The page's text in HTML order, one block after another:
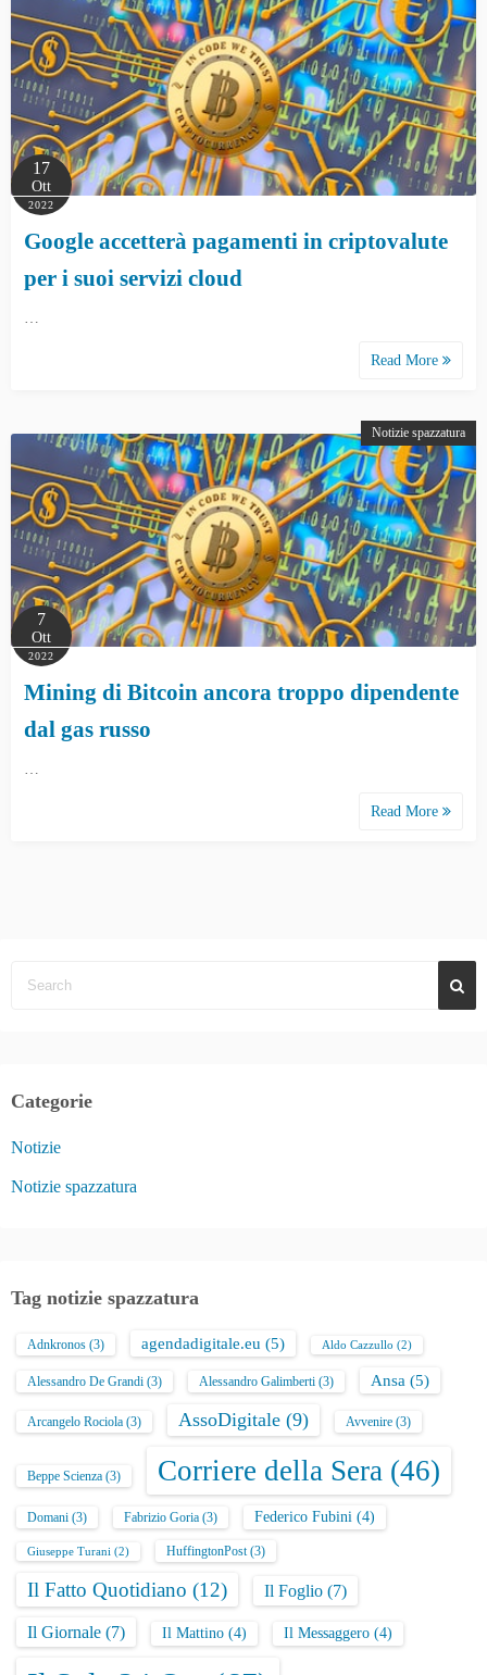
17
Ott
2022
Google accetterà pagamenti in criptovalute
per i suoi servizi cloud
…
Read More
Notizie spazzatura
7
Ott
2022
Mining di Bitcoin ancora troppo dipendente
dal gas russo
…
Read More
Categorie
Notizie
Notizie spazzatura
Tag notizie spazzatura
Adnkronos (3) agendadigitale.eu (5) Aldo Cazzullo (2)
Alessandro De Grandi (3) Alessandro Galimberti (3) Ansa (5)
Arcangelo Rociola (3) AssoDigitale (9) Avvenire (3)
Beppe Scienza (3) Corriere della Sera (46)
Domani (3) Fabrizio Goria (3) Federico Fubini (4)
Giuseppe Turani (2) HuffingtonPost(3)
Il Fatto Quotidiano (12) Il Foglio (7)
Il Giornale (7) Il Mattino (4) Il Messaggero (4)